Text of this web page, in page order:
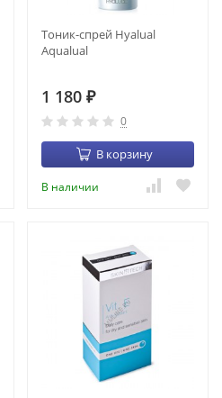
Тоник-спрей Hyalual
Aqualual
1 180 ₽
0
В корзину
В наличии